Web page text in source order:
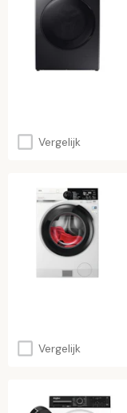
Vergelijk
Vergelijk